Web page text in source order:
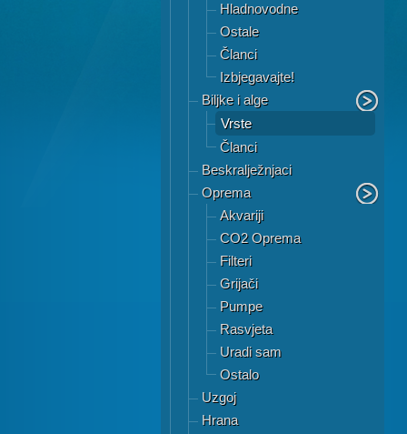
Hladnovodne
Ostale
Članci
Izbjegavajte!
Biljke i alge
Vrste
Članci
Beskralježnjaci
Oprema
Akvariji
CO2 Oprema
Filteri
Grijači
Pumpe
Rasvjeta
Uradi sam
Ostalo
Uzgoj
Hrana